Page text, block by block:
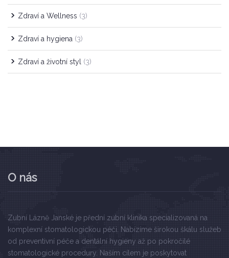
Zdraví a Wellness (3)
Zdraví a hygiena (3)
Zdraví a životní styl (3)
O nás
Zubní Lázně Janské je přední zubní klinika specializovaná na
komplexní stomatologickou péči. Nabízíme širokou škálu služeb
od preventivní péče a dentální hygieny až po pokročilé
stomatologické procedury. Naším cílem je poskytovat